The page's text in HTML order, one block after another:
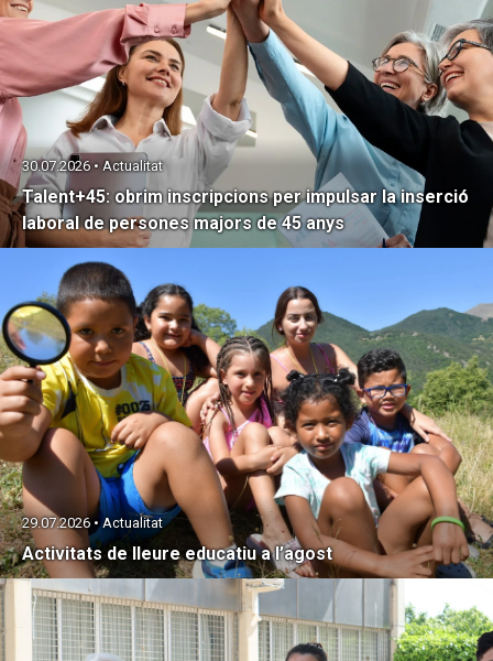
Talent+45: obrim inscripcions per impulsar la inserció
laboral de persones majors de 45 anys
30.07.2026 • Actualitat
Activitats de lleure educatiu a l’agost
29.07.2026 • Actualitat